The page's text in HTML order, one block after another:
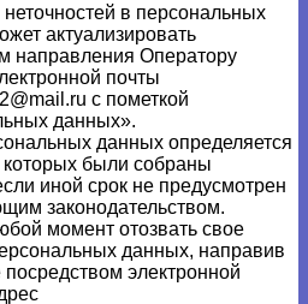
в персональных
актуализировать
направления Оператору
почты
с пометкой
данных».
данных определяется
были собраны
иной срок не предусмотрен
законодательством.
момент отозвать свое
данных, направив
электронной